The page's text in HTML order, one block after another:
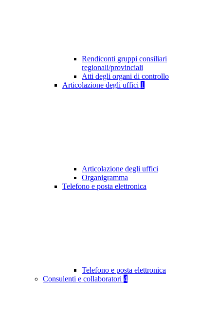
Rendiconti gruppi consiliari
regionali/provinciali
Atti degli organi di controllo
Articolazione degli uffici 1
Articolazione degli uffici
Organigramma
Telefono e posta elettronica
Telefono e posta elettronica
Consulenti e collaboratori 4